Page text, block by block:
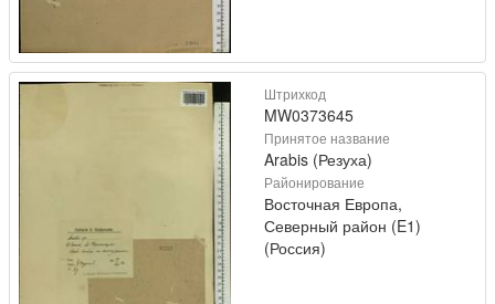
Штрихкод
MW0373645
Принятое название
Arabis (Резуха)
Районирование
Восточная Европа,
Северный район (E1)
(Россия)